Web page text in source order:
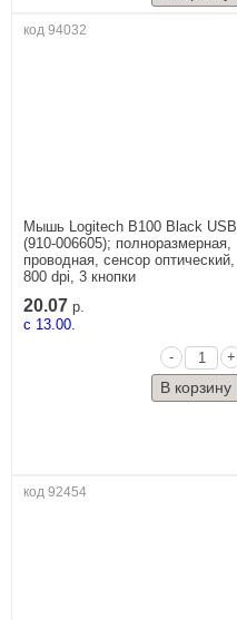
код 94032
Мышь Logitech B100 Black USB
(910-006605); полноразмерная,
проводная, сенсор оптический,
800 dpi, 3 кнопки
20.07 р.
c 13.00.
-
+
код 92454